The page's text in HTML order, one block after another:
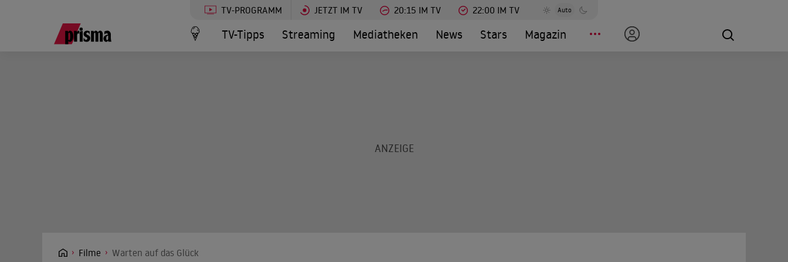
TV-PROGRAMM JETZT IM TV 20:15 IM TV 22:00 IM TV Auto
TV-Tipps Streaming Mediatheken News Stars Magazin
Filme Warten auf das Glück